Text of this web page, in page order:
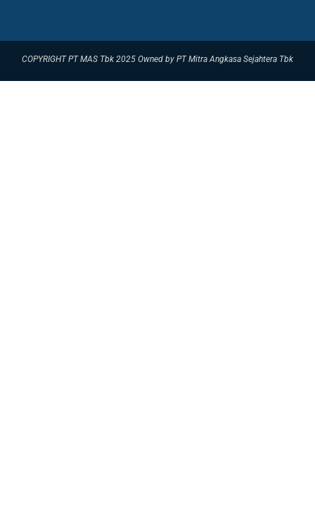
COPYRIGHT PT MAS Tbk 2025 Owned by PT Mitra Angkasa Sejahtera Tbk